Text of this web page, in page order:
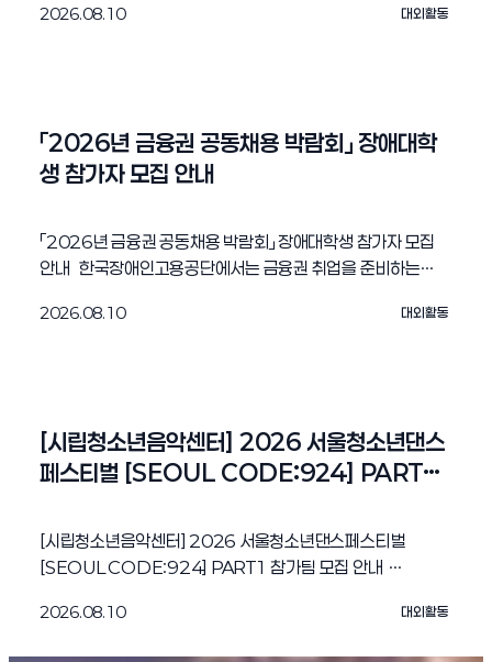
타이틀 매치 《오인환 vs. 장서영 휴먼 에러》 아티스트 토크
형식을 차용하여, 참여작가, 그리고 이들과 매칭된 연구자가
한팀을 이뤄 전시주제와 작업에 대해 논의하는 지적 태그
매치를 선보입니다. 관심 있는 학생분들은 아래 개요를
(토) 14:00 ~ 18:00 나. 장소: 서울시립 북서울미술관
다목적홀 B1층 다. 모집기관: 2026년 7월 30일 (목) ~ 8월
신청방법: 서울시립미술관 홈페이지 내 구글폼 신청
2026.08.10 대외활동
「2026년 금융권 공동채용 박람회」 장애대학
생 참가자 모집 안내
「2026년 금융권 공동채용 박람회」 장애대학생 참가자 모집
안내 한국장애인고용공단에서는 금융권 취업을 준비하는
현장에서 ' 장애인 취업지원관 '을 아래와 같이 운영하오니 관심
또는 재학중인 장애대학생 라. 내용: 82개 금융기업 취업 정보
및 채용상담 마. 신청방법 1) 편의지원: QR코드 및 링크
(https://financejobfair.co.kr) 2) 참가신청: 사전 신청
2026.08.10 대외활동
[시립청소년음악센터] 2026 서울청소년댄스
페스티벌 [SEOUL CODE:924] PART1
[시립청소년음악센터] 2026 서울청소년댄스페스티벌
[SEOUL CODE:924] PART1 참가팀 모집 안내
서경대학교가 수탁받아 운영하는 국내 유일 청소년 음악
2026.08.10 대외활동